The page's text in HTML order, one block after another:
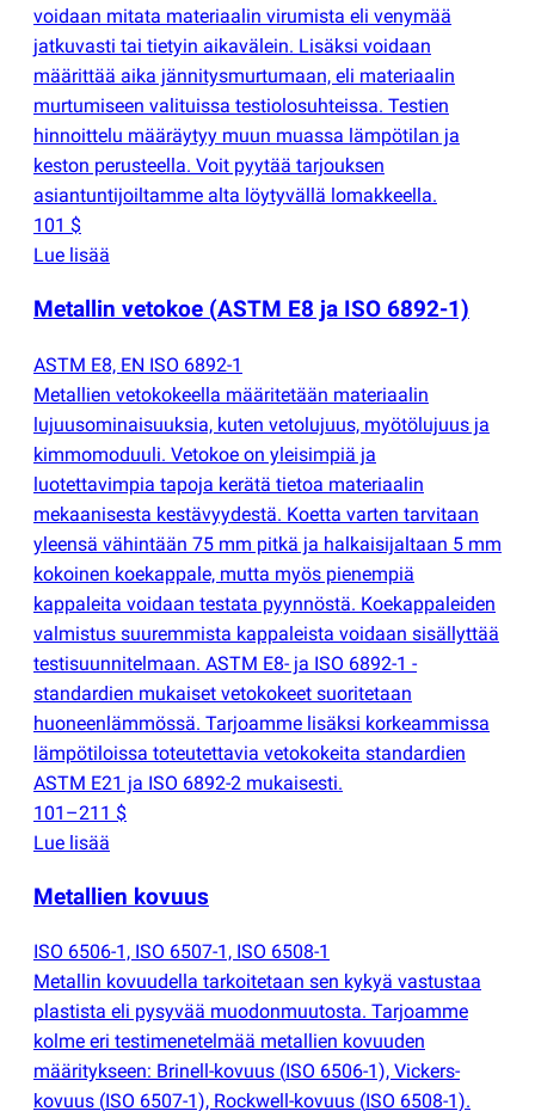
voidaan mitata materiaalin virumista eli venymää
jatkuvasti tai tietyin aikavälein. Lisäksi voidaan
määrittää aika jännitysmurtumaan, eli materiaalin
murtumiseen valituissa testiolosuhteissa. Testien
hinnoittelu määräytyy muun muassa lämpötilan ja
keston perusteella. Voit pyytää tarjouksen
asiantuntijoiltamme alta löytyvällä lomakkeella.
101 $
Lue lisää
Metallin vetokoe (ASTM E8 ja ISO 6892-1)
ASTM E8, EN ISO 6892-1
Metallien vetokokeella määritetään materiaalin
lujuusominaisuuksia, kuten vetolujuus, myötölujuus ja
kimmomoduuli. Vetokoe on yleisimpiä ja
luotettavimpia tapoja kerätä tietoa materiaalin
mekaanisesta kestävyydestä. Koetta varten tarvitaan
yleensä vähintään 75 mm pitkä ja halkaisijaltaan 5 mm
kokoinen koekappale, mutta myös pienempiä
kappaleita voidaan testata pyynnöstä. Koekappaleiden
valmistus suuremmista kappaleista voidaan sisällyttää
testisuunnitelmaan. ASTM E8- ja ISO 6892-1 -
standardien mukaiset vetokokeet suoritetaan
huoneenlämmössä. Tarjoamme lisäksi korkeammissa
lämpötiloissa toteutettavia vetokokeita standardien
ASTM E21 ja ISO 6892-2 mukaisesti.
101–211 $
Lue lisää
Metallien kovuus
ISO 6506-1, ISO 6507-1, ISO 6508-1
Metallin kovuudella tarkoitetaan sen kykyä vastustaa
plastista eli pysyvää muodonmuutosta. Tarjoamme
kolme eri testimenetelmää metallien kovuuden
määritykseen: Brinell-kovuus (ISO 6506-1), Vickers-
kovuus (ISO 6507-1), Rockwell-kovuus (ISO 6508-1).